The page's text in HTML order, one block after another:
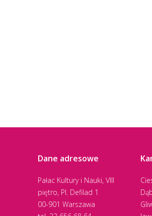
Dane adresowe
Pałac Kultury i Nauki, VIII
piętro, Pl. Defilad 1
00-901 Warszawa